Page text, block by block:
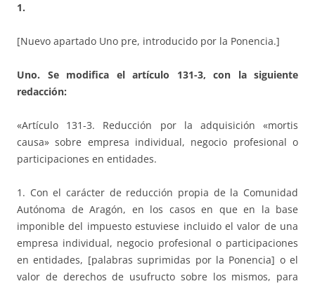
1.
[Nuevo apartado Uno pre, introducido por la Ponencia.]
Uno. Se modifica el artículo 131-3, con la siguiente
redacción:
«Artículo 131-3. Reducción por la adquisición «mortis
causa» sobre empresa individual, negocio profesional o
participaciones en entidades.
1. Con el carácter de reducción propia de la Comunidad
Autónoma de Aragón, en los casos en que en la base
imponible del impuesto estuviese incluido el valor de una
empresa individual, negocio profesional o participaciones
en entidades, [palabras suprimidas por la Ponencia] o el
valor de derechos de usufructo sobre los mismos, para